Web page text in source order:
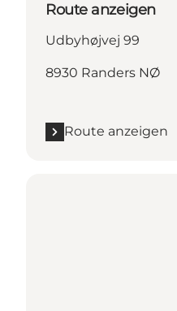
Route anzeigen
Udbyhøjvej 99
8930 Randers NØ
Route anzeigen